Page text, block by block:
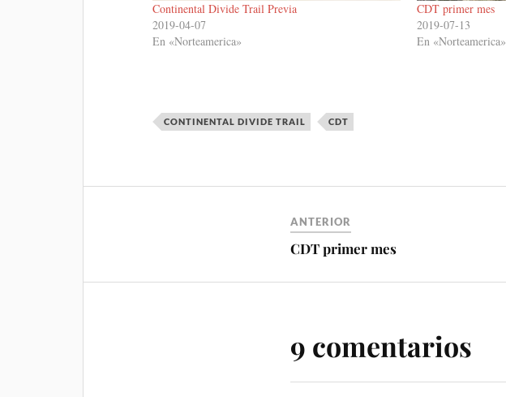
Continental Divide Trail Previa
2019-04-07
En «Norteamerica»
CDT primer mes
2019-07-13
En «Norteamerica»
CONTINENTAL DIVIDE TRAIL CDT
ANTERIOR
CDT primer mes
9 comentarios